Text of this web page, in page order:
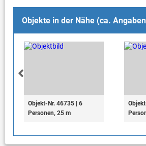
Objekte in der Nähe (ca.
Objekt-Nr. 46735 | 6
Personen, 25 m